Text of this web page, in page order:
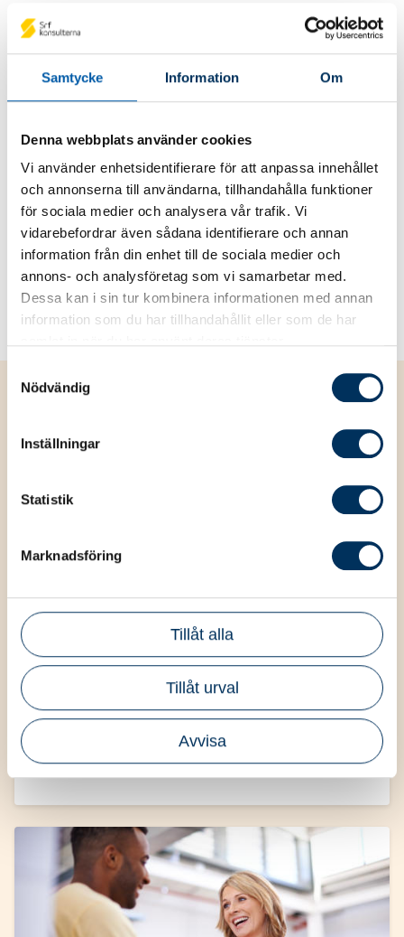
Samtycke Information Om
Denna webbplats använder cookies
Vi använder enhetsidentifierare för att anpassa innehållet
och annonserna till användarna, tillhandahålla funktioner
för sociala medier och analysera vår trafik. Vi
vidarebefordrar även sådana identifierare och annan
information från din enhet till de sociala medier och
annons- och analysföretag som vi samarbetar med.
Dessa kan i sin tur kombinera informationen med annan
information som du har tillhandahållit eller som de har
Nödvändig
Inställningar
Statistik
Marknadsföring
Tillåt alla
Tillåt urval
Avvisa
digital kompetens väger tungt
Utöver fackkompetens uppskattar arbetsgivare
att du är ansvarstagande, socialt trygg och har
förmåga att leda eller ta initiativ. Har du
ideella uppdrag eller föreningsliv, kan det vara
ett stort plus.
Digital kompetens är också avgörande. De
flesta byråer arbetar i dag med molnbaserade
lösningar och system och därför är det en
fördel att du har god förståelse för system och
nya verktyg redan från start.
En karriär som redovisningskonsult är ett
bra val inför framtiden. Tänk på att det
inte bara är rätt kunskaper som krävs
utan du bör också ha god social
kompetens eftersom kontakten med
företagares förtroende att sköta
företagets ekonomi handlar både om att
vara professionell med rätt
grundkompetens, hålla sig uppdaterad på
gällande lagar och regelverk, arbeta
kvalitetssäkrat med effektiva rutiner och